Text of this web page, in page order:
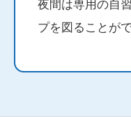
夜間は専用の自
プを図ることが